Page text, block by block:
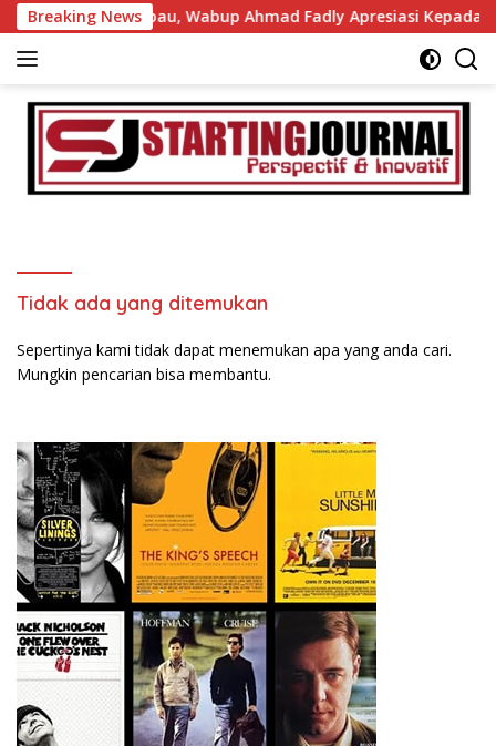
Langsung
ke
konten
Breaking News
Minangkabau, Wabup Ahmad Fadly Apresiasi Kepada
Tidak ada yang ditemukan
Sepertinya kami tidak dapat menemukan apa yang anda cari.
Mungkin pencarian bisa membantu.